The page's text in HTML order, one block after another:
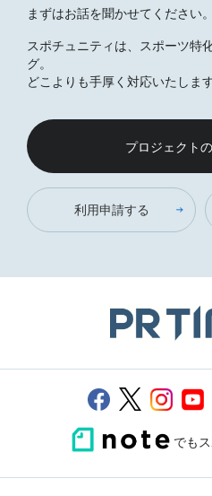
まずはお話を聞かせてください。
スポチュニティは、スポーツ特
グ。
どこよりも手厚く対応いたします
プロジェクト
利用申請する
でも